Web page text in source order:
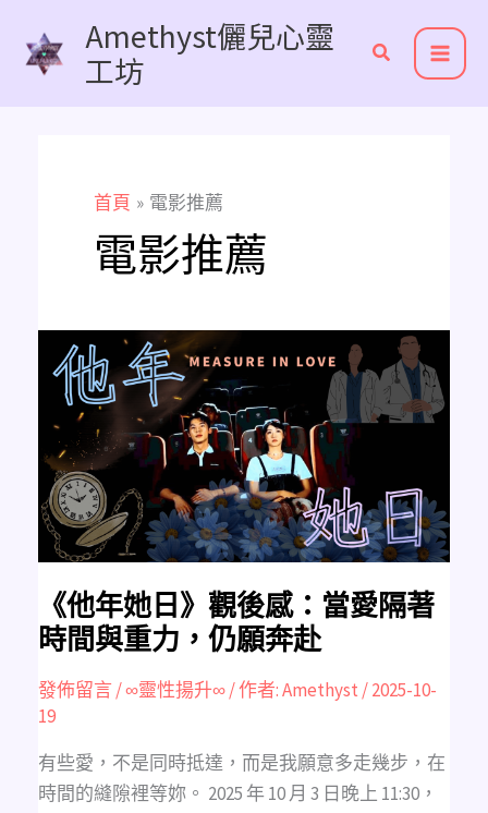
Amethyst儷兒心靈
工坊
首頁 電影推薦
電影推薦
《他年她日》觀後感：當愛隔著
時間與重力，仍願奔赴
發佈留言/∞靈性揚升∞/ 作者:Amethyst/2025-10-
19
有些愛，不是同時抵達，而是我願意多走幾步，在
時間的縫隙裡等妳。 2025 年 10 月 3 日晚上 11:30，
《他
年
她
日》
觀
後
感：
當
愛
隔
著
時
間
與
重
力，
願
奔
赴